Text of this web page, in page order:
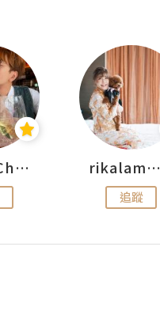
思思賢 ChillMyBabe rikalammm
追蹤